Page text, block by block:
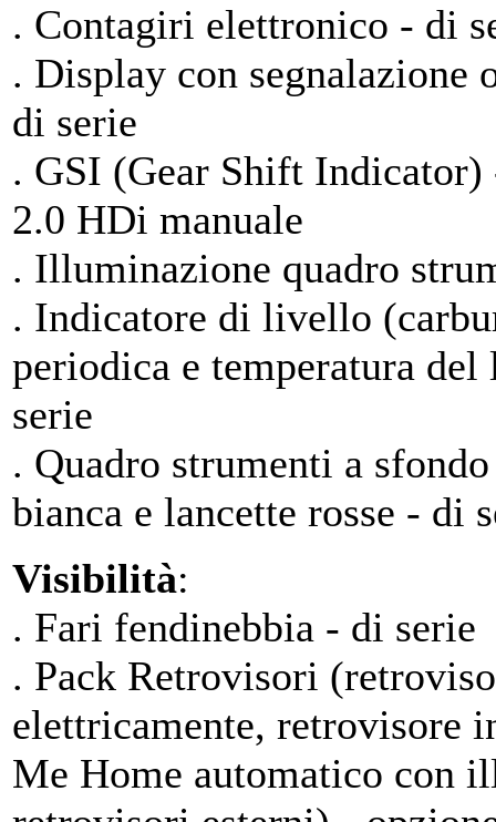
. Contagiri elettronico - di
. Display con segnalazione
di serie
. GSI (Gear Shift
2.0 HDi manuale
. Illuminazione quadro
. Indicatore di livello
periodica e temperatura
serie
. Quadro strumenti a
bianca e lancette rosse - di
Visibilità:
. Fari fendinebbia - di serie
. Pack Retrovisori
elettricamente, retrovisore
Me Home automatico con